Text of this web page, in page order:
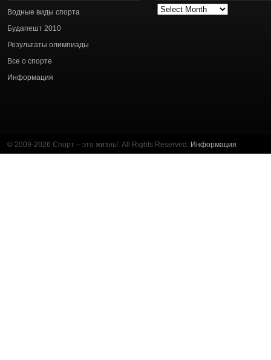
Водные виды спорта
Будапешт 2010
Результаты олимпиады
Все о спорте
Информация
Архив
© 2009-2026 Спорт – это жизнь!. All Rights Reserved. Информация